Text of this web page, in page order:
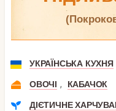
УКРАЇНСЬКА КУХНЯ
ОВОЧІ , КАБАЧОК
ДІЄТИЧНЕ